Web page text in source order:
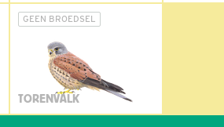
GEEN BROEDSEL
TORENVALK